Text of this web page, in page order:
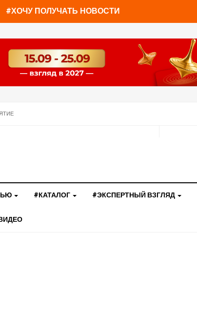
#ХОЧУ ПОЛУЧАТЬ НОВОСТИ
#КАТАЛОГ #ЭКСПЕРТНЫЙ ВЗГЛЯД